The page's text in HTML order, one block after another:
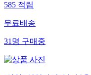
585적립
무료배송
31명구매중